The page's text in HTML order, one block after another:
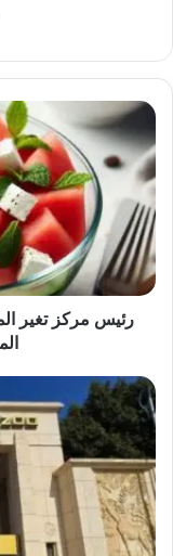
رئيس
مركز
تغير
المناخ
يكشف
حقيقة
الشائعات
عن
البطيخ
المسرطن
رئيس مركز تغير
رسمياً..
حديقة
الحيوان
بالجيزة
تستعيد
اسمها
التاريخي
الأصلي